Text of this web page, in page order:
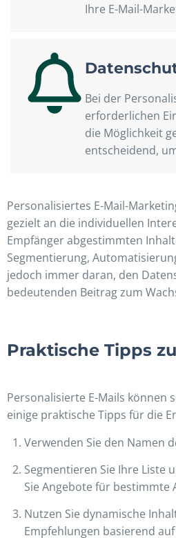
Ihre E-Mail-
Bei der
erforderlichen
die Möglichkeit
entscheidend,
Personalisiertes E-Mail-
gezielt an die individuellen
Empfänger abgestimmten
Segmentierung,
jedoch immer daran, den
bedeutenden Beitrag zum
Praktische Tipps
Personalisierte E-Mails können
einige praktische Tipps für die
Verwenden Sie den Namen
Segmentieren Sie Ihre Liste
Sie Angebote für bestimmte
Nutzen Sie dynamische
Empfehlungen basierend